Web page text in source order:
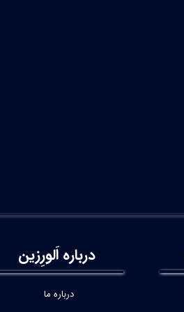
درباره اَلورِزین
درباره ما